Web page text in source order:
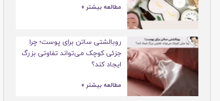
مطالعه بیشتر »
روبالشتی ساتن برای پوست؛ چرا
جزئی کوچک می‌تواند تفاوتی بزرگ
ایجاد کند؟
مطالعه بیشتر »